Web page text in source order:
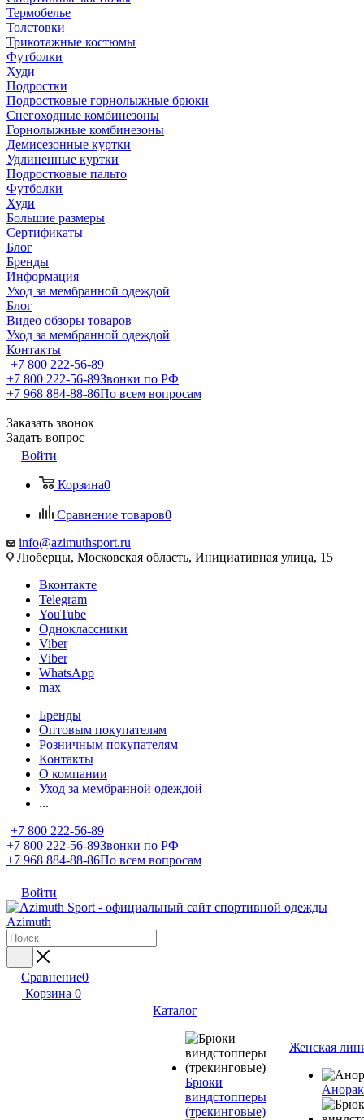
Термобелье
Толстовки
Трикотажные костюмы
Футболки
Худи
Подростки
Подростковые горнолыжные брюки
Снегоходные комбинезоны
Горнолыжные комбинезоны
Демисезонные куртки
Удлиненные куртки
Подростковые пальто
Футболки
Худи
Большие размеры
Сертификаты
Блог
Бренды
Информация
Уход за мембранной одеждой
Блог
Видео обзоры товаров
Уход за мембранной одеждой
Контакты
+7 800 222-56-89
+7 800 222-56-89Звонки по РФ
+7 968 884-88-86По всем вопросам
Заказать звонок
Задать вопрос
Войти
Корзина0
Сравнение товаров0
info@azimuthsport.ru
Люберцы, Московская область, Инициативная улица, 15
Вконтакте
Telegram
YouTube
Одноклассники
Viber
Viber
WhatsApp
max
Бренды
Оптовым покупателям
Розничным покупателям
Контакты
О компании
Уход за мембранной одеждой
...
+7 800 222-56-89
+7 800 222-56-89Звонки по РФ
+7 968 884-88-86По всем вопросам
Войти
Сравнение0
Корзина 0
Каталог
Брюки
виндстопперы
(трекинговые)
Женская